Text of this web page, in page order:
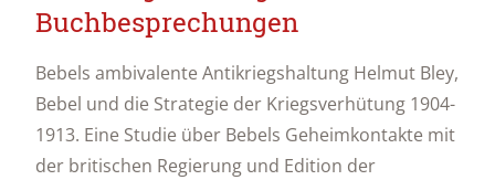
Buchbesprechungen
Bebels ambivalente Antikriegshaltung Helmut Bley,
Bebel und die Strategie der Kriegsverhütung 1904-
1913. Eine Studie über Bebels Geheimkontakte mit
der britischen Regierung und Edition der